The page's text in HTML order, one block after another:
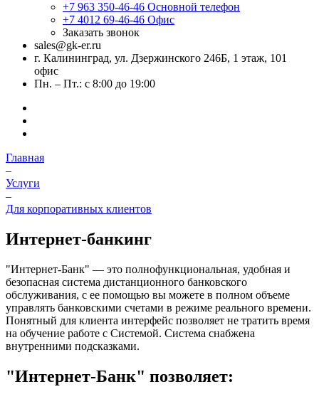
+7 963 350-46-46 Основной телефон
+7 4012 69-46-46 Офис
Заказать звонок
sales@gk-er.ru
г. Калининград, ул. Дзержинского 246Б, 1 этаж, 101
офис
Пн. – Пт.: с 8:00 до 19:00
Главная
–
Услуги
–
Для корпоративных клиентов
Интернет-банкинг
"Интернет-Банк" — это полнофункциональная, удобная и
безопасная система дистанционного банковского
обслуживания, с ее помощью вы можете в полном объеме
управлять банковскими счетами в режиме реального времени.
Понятный для клиента интерфейс позволяет не тратить время
на обучение работе с Системой. Система снабжена
внутренними подсказками.
"Интернет-Банк" позволяет: